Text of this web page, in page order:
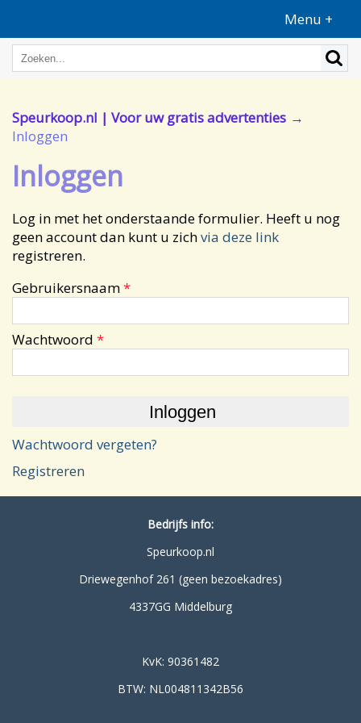
Menu +
Speurkoop.nl | Voor uw gratis advertenties
Inloggen
Inloggen
Log in met het onderstaande formulier. Heeft u nog
geen account dan kunt u zichvia deze link
registreren.
Gebruikersnaam*
Wachtwoord *
Wachtwoord vergeten?
Registreren
Bedrijfs info:
Speurkoop.nl
Driewegenhof 261 (geen bezoekadres)
4337GG Middelburg
KvK: 90361482
BTW: NL004811342B56